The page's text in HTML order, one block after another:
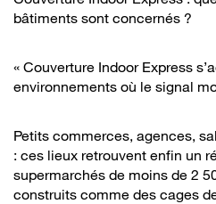
bâtiments sont concernés ?
« Couverture Indoor Express
environnements où le signal
Petits commerces, agences,
: ces lieux retrouvent enfin un
supermarchés de moins de 2
construits comme des cages